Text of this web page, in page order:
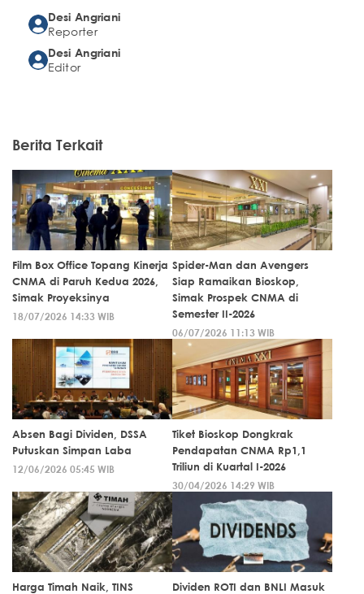
Desi Angriani
Reporter
Desi Angriani
Editor
Berita Terkait
Film Box Office Topang Kinerja
CNMA di Paruh Kedua 2026,
Simak Proyeksinya
18/07/2026 14:33 WIB
Spider-Man dan Avengers
Siap Ramaikan Bioskop,
Simak Prospek CNMA di
Semester II-2026
06/07/2026 11:13 WIB
Absen Bagi Dividen, DSSA
Putuskan Simpan Laba
12/06/2026 05:45 WIB
Tiket Bioskop Dongkrak
Pendapatan CNMA Rp1,1
Triliun di Kuartal I-2026
30/04/2026 14:29 WIB
Harga Timah Naik, TINS Dividen ROTI dan BNLI Masuk